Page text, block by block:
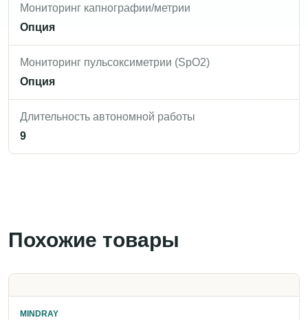
Мониторинг капнографии/метрии
Опция
Мониторинг пульсоксиметрии (SpO2)
Опция
Длительность автономной работы
9
Похожие товары
MINDRAY